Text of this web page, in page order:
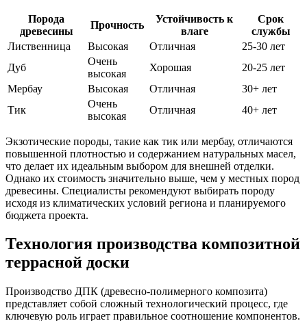
Порода
древесины
Прочность
Устойчивость к
влаге
Срок
службы
Лиственница
Высокая Отличная
25-30 лет
Дуб
Очень
высокая
Хорошая
20-25 лет
Мербау
Высокая Отличная
30+ лет
Тик
Очень
высокая
Отличная 40+ лет
Экзотические породы, такие как тик или мербау, отличаются
повышенной плотностью и содержанием натуральных масел,
что делает их идеальным выбором для внешней отделки.
Однако их стоимость значительно выше, чем у местных пород
древесины. Специалисты рекомендуют выбирать породу
исходя из климатических условий региона и планируемого
бюджета проекта.
Технология производства композитной
террасной доски
Производство ДПК (древесно-полимерного композита)
представляет собой сложный технологический процесс, где
ключевую роль играет правильное соотношение компонентов.